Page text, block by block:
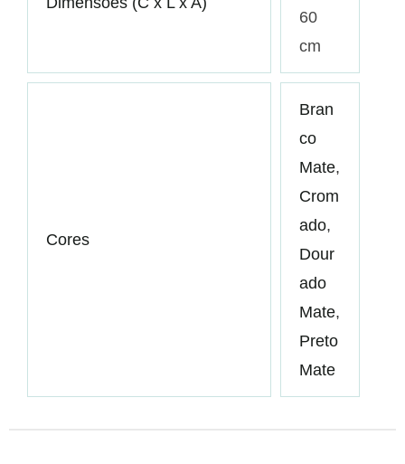
60
cm
Cores
Bran
co
Mate,
Crom
ado,
Dour
ado
Mate,
Preto
Mate